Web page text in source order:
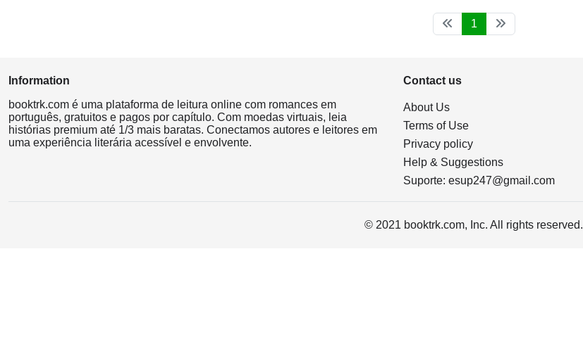
1
Information
booktrk.com é uma plataforma de leitura online com romances em
português, gratuitos e pagos por capítulo. Com moedas virtuais, leia
histórias premium até 1/3 mais baratas. Conectamos autores e leitores em
uma experiência literária acessível e envolvente.
Contact us
About Us
Terms of Use
Privacy policy
Help & Suggestions
Suporte: esup247@gmail.com
© 2021 booktrk.com, Inc. All rights reserved.